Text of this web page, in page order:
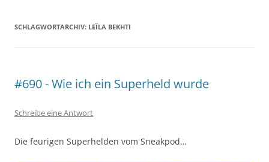
SCHLAGWORTARCHIV: LEÏLA BEKHTI
#690 - Wie ich ein Superheld wurde
Schreibe eine Antwort
Die feurigen Superhelden vom Sneakpod…